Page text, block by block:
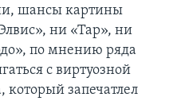
шансы картины
ни «Тар», ни
по мнению ряда
с виртуозной
запечатлел